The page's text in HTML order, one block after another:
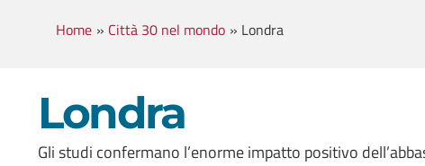
Home » Città 30 nel mondo » Londra
Londra
Gli studi confermano l’enorme impatto positivo